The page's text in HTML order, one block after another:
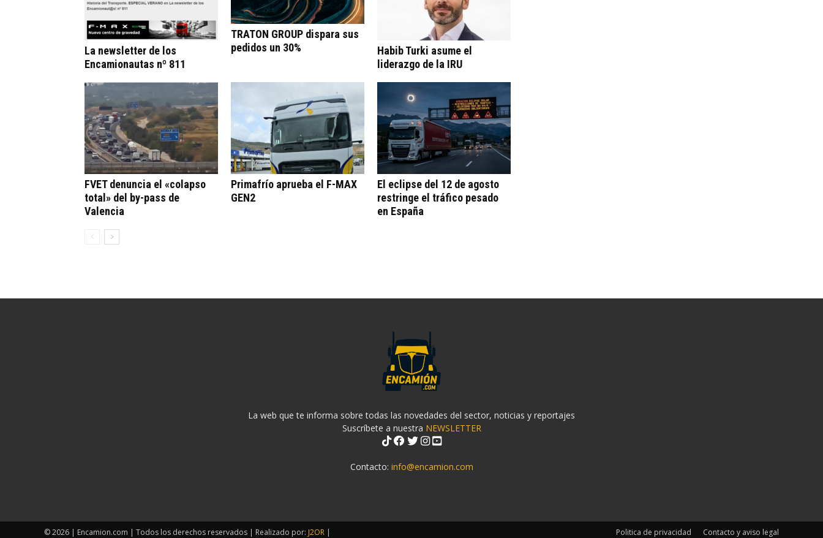
La newsletter de los
Encamionautas nº 811
TRATON GROUP dispara sus
pedidos un 30%
Habib Turki asume el
liderazgo de la IRU
FVET denuncia el «colapso
total» del by-pass de
Valencia
Primafrío aprueba el F-MAX
GEN2
El eclipse del 12 de agosto
restringe el tráfico pesado
en España
La web que te informa sobre todas las novedades del sector, noticias y reportajes
Suscríbete a nuestra NEWSLETTER
Contacto: info@encamion.com
Politica de privacidad Contacto y aviso legal
© 2026 | Encamion.com | Todos los derechos reservados | Realizado por: J2OR |